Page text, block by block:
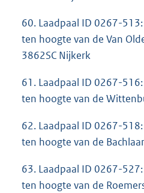
60. Laadpaal ID 0267-
ten hoogte van de Van
3862SC Nijkerk
61. Laadpaal ID 0267-
ten hoogte van de
62. Laadpaal ID 0267-
ten hoogte van de
63. Laadpaal ID 0267-
ten hoogte van de